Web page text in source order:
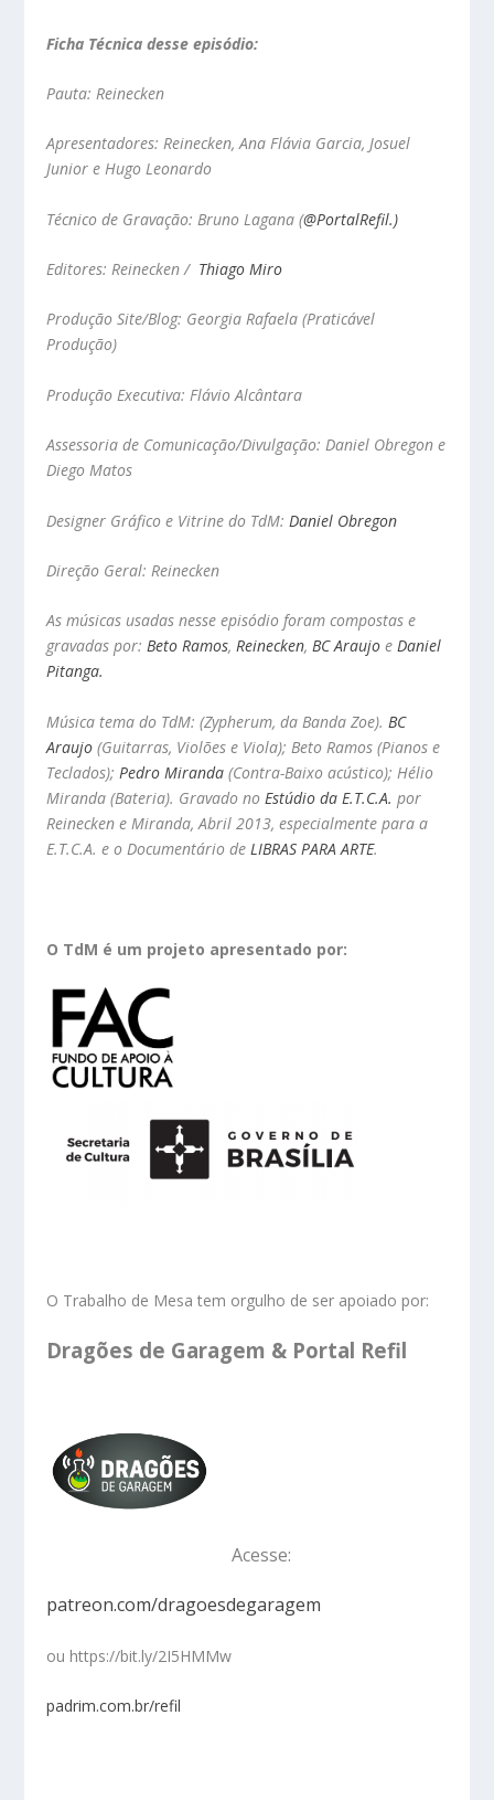
Ficha Técnica desse episódio:
Pauta: Reinecken
Apresentadores: Reinecken, Ana Flávia Garcia, Josuel
Junior e Hugo Leonardo
Técnico de Gravação: Bruno Lagana (@PortalRefil.)
Editores: Reinecken / Thiago Miro
Produção Site/Blog: Georgia Rafaela (Praticável
Produção)
Produção Executiva: Flávio Alcântara
Assessoria de Comunicação/Divulgação: Daniel Obregon e
Diego Matos
Designer Gráfico e Vitrine do TdM: Daniel Obregon
Direção Geral: Reinecken
As músicas usadas nesse episódio foram compostas e
gravadas por:Beto Ramos,Reinecken,BC Araujo eDaniel
Pitanga.
Música tema do TdM: (Zypherum, da Banda Zoe). BC
Araujo(Guitarras, Violões e Viola); Beto Ramos (Pianos e
Teclados); Pedro Miranda(Contra-Baixo acústico); Hélio
Miranda (Bateria). Gravado no Estúdio da E.T.C.A. por
Reinecken e Miranda, Abril 2013, especialmente para a
E.T.C.A. e o Documentário de LIBRAS PARA ARTE.
O TdM é um projeto apresentado por:
O Trabalho de Mesa tem orgulho de ser apoiado por:
Dragões de Garagem & Portal Refil
Acesse:
patreon.com/dragoesdegaragem
ou https://bit.ly/2I5HMMw
padrim.com.br/refil